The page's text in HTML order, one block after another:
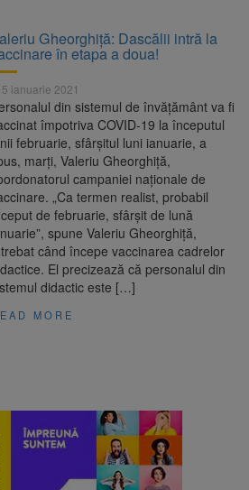
Intră în aplicare
rutieră
Ziua Internațională
marcată în peste
mai mari la curent din
apropie de 2 lei/kWh
Gheorghiță: Dascălii intră la
în etapa a doua!
5 ianuarie 2021
din sistemul de învățământ va fi
împotriva COVID-19 la începutul
februarie, sfârșitul luni ianuarie, a
marți, Valeriu Gheorghiță,
campaniei naționale de
„Ca termen realist, probabil
de februarie, sfârșit de lună
spune Valeriu Gheorghiță,
când începe vaccinarea cadrelor
El precizează că personalul din
didactic este […]
MORE